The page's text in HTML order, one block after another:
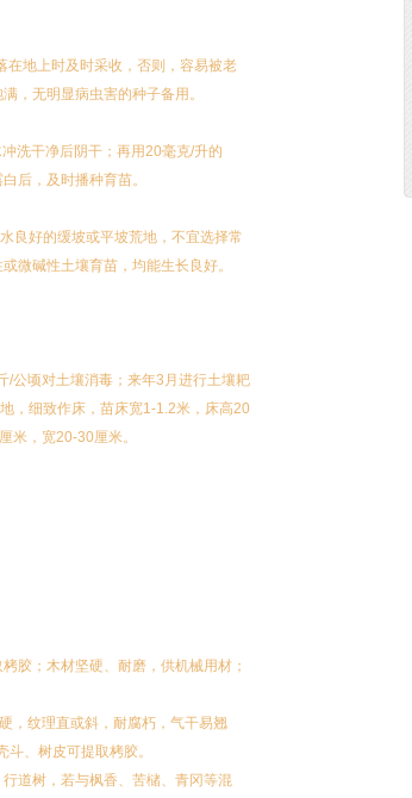
地上时及时采收，否则，容易被老
，无明显病虫害的种子备用。
洗干净后阴干；再用20毫克/升的
后，及时播种育苗。
良好的缓坡或平坡荒地，不宜选择常
微碱性土壤育苗，均能生长良好。
/公顷对土壤消毒；来年3月进行土壤耙
，细致作床，苗床宽1-1.2米，床高20
米，宽20-30厘米。
胶；木材坚硬、耐磨，供机械用材；
，纹理直或斜，耐腐朽，气干易翘
、树皮可提取栲胶。
道树，若与枫香、苦槠、青冈等混